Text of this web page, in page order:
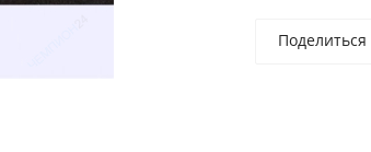
Поделиться